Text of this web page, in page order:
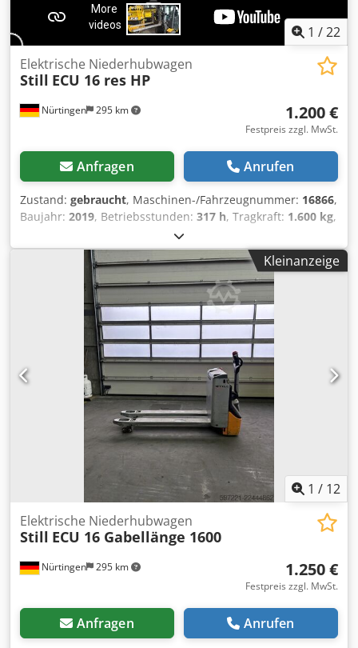
1 /22
Nürtingen 295 km
Elektrische Niederhubwagen
Still ECU 16 res HP
1.200 €
Festpreis zzgl. MwSt.
Anfragen Anrufen
Zustand: gebraucht, Maschinen-/Fahrzeugnummer: 16866,
Baujahr: 2019, Betriebsstunden: 317 h, Tragkraft: 1.600 kg,
, Lastschwerpunkt:
Kraftstofftyp:elektrisch, Masttyp:Sonstige, Bauhöhe:
, Gabellänge:1.150 mm, Gesamtgewicht:259 kg,
5083652 Chodpsymvkkefx Apyea Seriennummer:
F20165V00678
Kleinanzeige
1 / 12
Nürtingen 295 km
Elektrische Niederhubwagen
Still ECU 16 Gabellänge 1600
1.250 €
Festpreis zzgl. MwSt.
Anfragen Anrufen